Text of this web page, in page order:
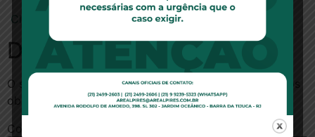
Clique aqui para ler a notícia no site do TJCE
Deixe um comentário
O seu endereço de e-mail não será publicado.
Campos
obrigatórios são marcados com*
Comentário